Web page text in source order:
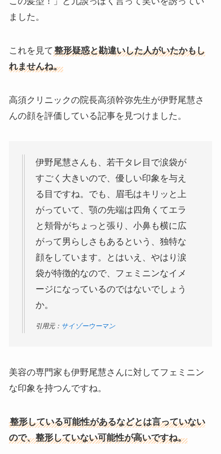
ました。
これを見て整形疑惑と勘違いした人がいたかもし
れませんね。
高須クリニックの院長高須幹弥先生が伊野尾慧さ
んの顔を評価している記事を見つけました。
伊野尾慧さんも、若干タレ目で涙袋が
すごく大きいので、優しい印象を与え
る目ですね。でも、眉毛はキリッと上
がっていて、顎の先端は四角くてエラ
と頬骨がちょっと張り、小鼻も横に広
がって男らしさもあるという、独特な
顔をしています。とはいえ、やはり涙
袋が特徴的なので、フェミニンなイメ
ージになっているのではないでしょう
か。
引用元： サイゾーウーマン
美容の専門家も伊野尾慧さんに対してフェミニン
な印象を持つんですね。
整形している可能性があるなどとは言っていない
ので、整形していない可能性が高いですね。